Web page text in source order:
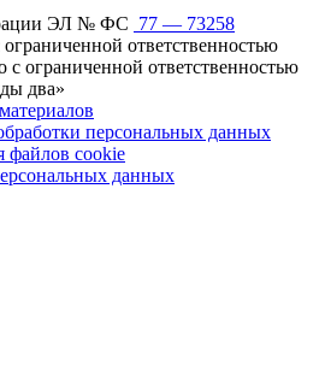
ЭЛ № ФС 77 — 73258
ответственностью
ограниченной ответственностью
два»
персональных данных
файлов cookie
данных